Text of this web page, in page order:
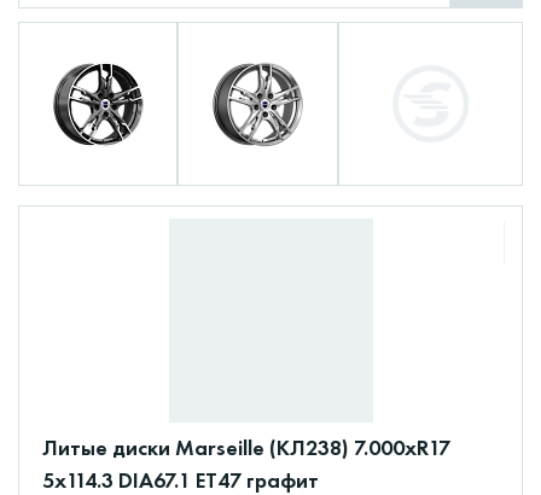
Литые диски Marseille (КЛ238) 7.000xR17
5x114.3 DIA67.1 ET47 графит